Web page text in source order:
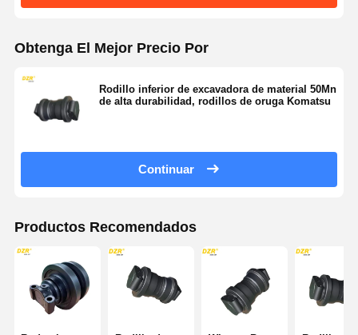
Obtenga El Mejor Precio Por
Rodillo inferior de excavadora de material 50Mn
de alta durabilidad, rodillos de oruga Komatsu
Continuar
Productos Recomendados